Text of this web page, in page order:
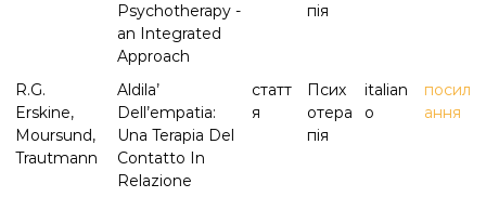
Psychotherapy -
an Integrated
Approach
пія
R.G.
Erskine,
Moursund,
Trautmann
Aldila’
Dell’empatia:
Una Terapia Del
Contatto In
Relazione
статт
я
Псих
отера
пія
italian
o
посил
ання